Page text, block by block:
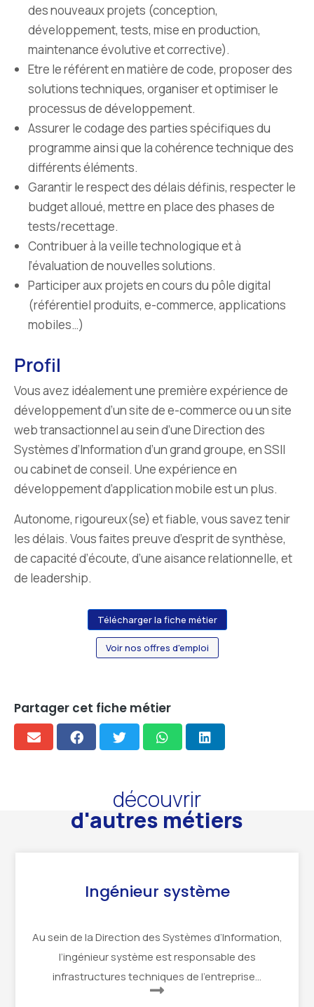
des nouveaux projets (conception,
développement, tests, mise en production,
maintenance évolutive et corrective).
Etre le référent en matière de code, proposer des
solutions techniques, organiser et optimiser le
processus de développement.
Assurer le codage des parties spécifiques du
programme ainsi que la cohérence technique des
différents éléments.
Garantir le respect des délais définis, respecter le
budget alloué, mettre en place des phases de
tests/recettage.
Contribuer à la veille technologique et à
l’évaluation de nouvelles solutions.
Participer aux projets en cours du pôle digital
(référentiel produits, e-commerce, applications
mobiles…)
Profil
Vous avez idéalement une première expérience de
développement d’un site de e-commerce ou un site
web transactionnel au sein d’une Direction des
Systèmes d’Information d’un grand groupe, en SSII
ou cabinet de conseil. Une expérience en
développement d’application mobile est un plus.
Autonome, rigoureux(se) et fiable, vous savez tenir
les délais. Vous faites preuve d’esprit de synthèse,
de capacité d’écoute, d’une aisance relationnelle, et
de leadership.
Télécharger la fiche métier
Voir nos offres d'emploi
Partager cet fiche métier
découvrir
d'autres métiers
Ingénieur système
Au sein de la Direction des Systèmes d’Information,
l’ingénieur système est responsable des
infrastructures techniques de l’entreprise…